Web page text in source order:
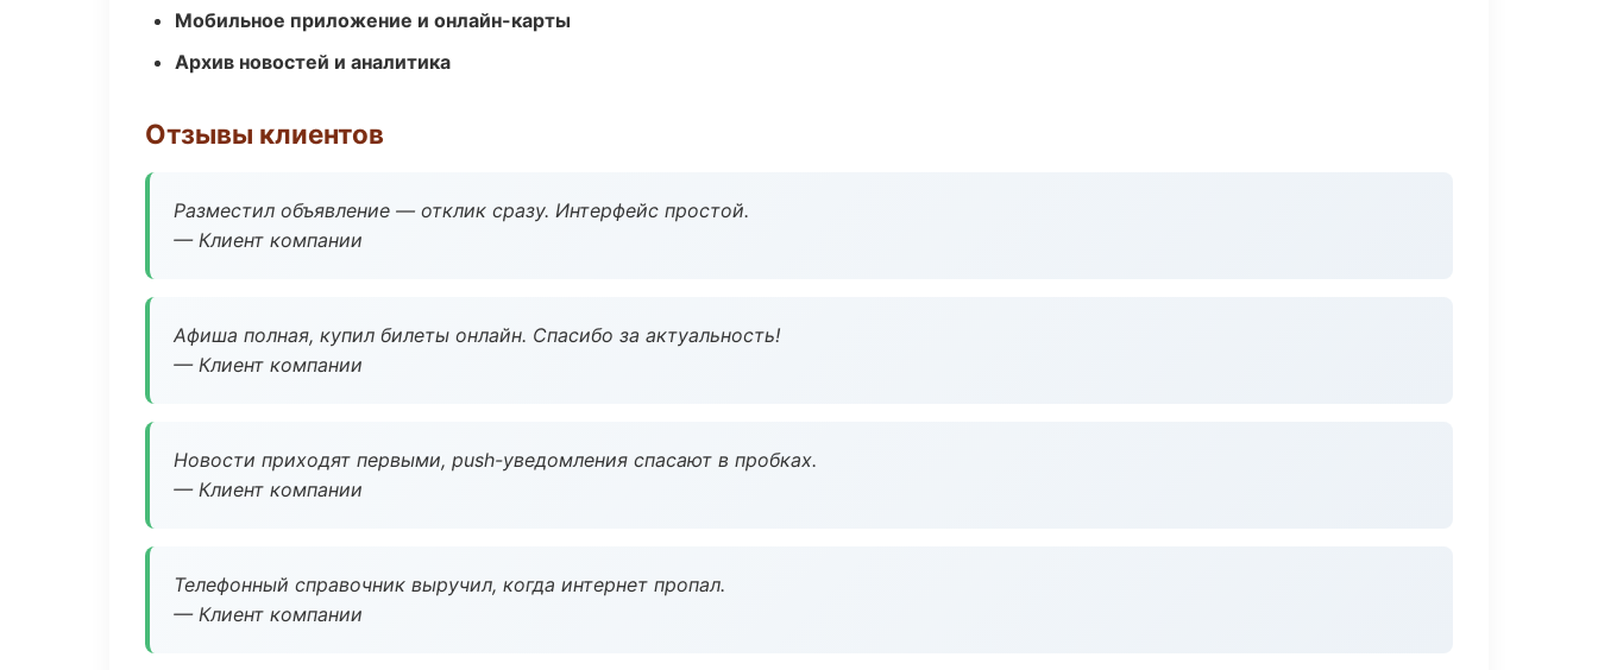
Мобильное приложение и онлайн-карты
Архив новостей и аналитика
Отзывы клиентов
Разместил объявление — отклик сразу. Интерфейс простой.
— Клиент компании
Афиша полная, купил билеты онлайн. Спасибо за актуальность!
— Клиент компании
Новости приходят первыми, push-уведомления спасают в пробках.
— Клиент компании
Телефонный справочник выручил, когда интернет пропал.
— Клиент компании